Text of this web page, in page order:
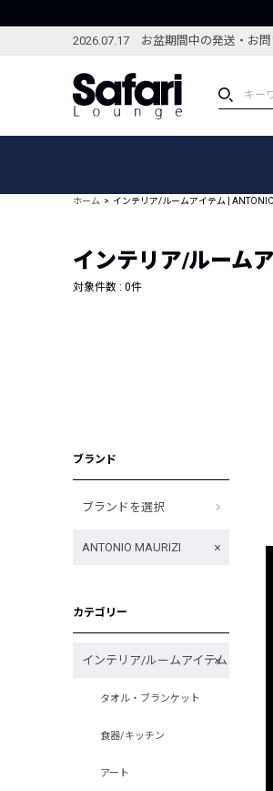
2026.07.17 お盆期間中の発送・お
ブランドから探す
新着アイテム
編集部のおすすめアイテム
ホーム インテリア/ルームアイテム |
インテリア/ルーム
対象件数 : 0件
ブランド
ブランドを選択
ANTONIO MAURIZI
カテゴリー
インテリア/ルームアイテム
タオル・ブランケット
食器/キッチン
アート